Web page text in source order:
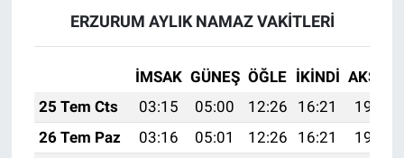
ERZURUM AYLIK NAMAZ VAKITLERI
İMSAK GÜNEŞ ÖĞLE İKINDI AKŞAM
25 Tem Cts
03:15 05:00 12:26 16:21
19:43
26 Tem Paz
03:16 05:01 12:26 16:21
19:42